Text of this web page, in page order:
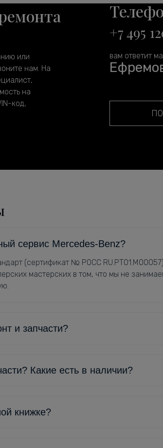
или
нам. На
на
код,
+7 495
вам ответит
сервис Mercedes-Benz?
(сертификат № РОСС
мастерских в том, что мы не
и запчасти?
Какие есть в наличии?
книжке?